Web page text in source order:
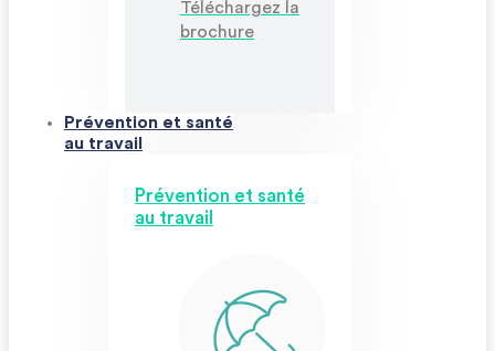
Téléchargez la
brochure
Prévention et santé
au travail
Prévention et santé
au travail